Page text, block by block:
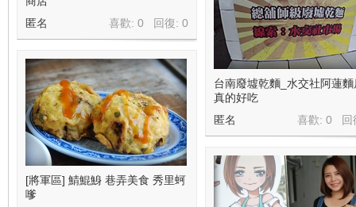
喜歡: 0 回復: 0
匿名
台南廢墟乾麵_水交社阿蓮
真的好吃
喜歡: 0 回
匿名
[將軍區] 鯖鯤鯓 巷弄美食 秀里蚵
嗲